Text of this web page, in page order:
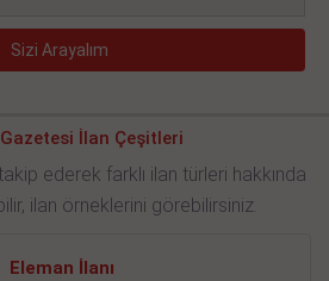
İlan Çeşitleri
ederek farklı ilan türleri hakkında
ilan örneklerini görebilirsiniz.
Eleman İlanı